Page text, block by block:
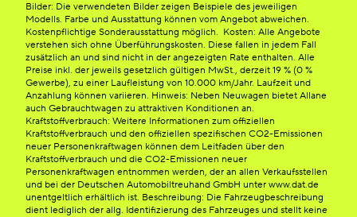
Bilder: Die verwendeten Bilder zeigen Beispiele des jeweiligen
Modells. Farbe und Ausstattung können vom Angebot abweichen.
Kostenpflichtige Sonderausstattung möglich. Kosten: Alle Angebote
verstehen sich ohne Überführungskosten. Diese fallen in jedem Fall
zusätzlich an und sind nicht in der angezeigten Rate enthalten. Alle
Preise inkl. der jeweils gesetzlich gültigen MwSt., derzeit 19 % (0 %
Gewerbe), zu einer Laufleistung von 10.000 km/Jahr. Laufzeit und
Anzahlung können variieren. Hinweis: Neben Neuwagen bietet Allane
auch Gebrauchtwagen zu attraktiven Konditionen an.
Kraftstoffverbrauch: Weitere Informationen zum offiziellen
Kraftstoffverbrauch und den offiziellen spezifischen CO2-Emissionen
neuer Personenkraftwagen können dem Leitfaden über den
Kraftstoffverbrauch und die CO2-Emissionen neuer
Personenkraftwagen entnommen werden, der an allen Verkaufsstellen
und bei der Deutschen Automobiltreuhand GmbH unter www.dat.de
unentgeltlich erhältlich ist. Beschreibung: Die Fahrzeugbeschreibung
dient lediglich der allg. Identifizierung des Fahrzeuges und stellt keine